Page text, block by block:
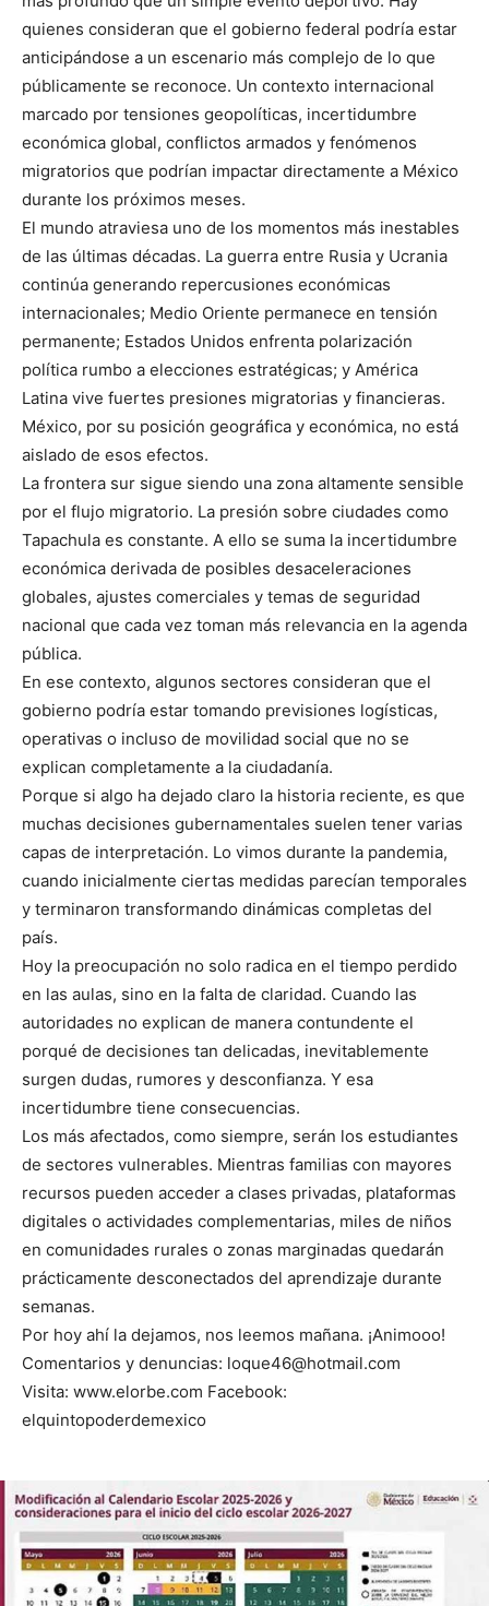
quienes consideran que el gobierno federal podría estar
anticipándose a un escenario más complejo de lo que
públicamente se reconoce. Un contexto internacional
marcado por tensiones geopolíticas, incertidumbre
económica global, conflictos armados y fenómenos
migratorios que podrían impactar directamente a México
durante los próximos meses.
El mundo atraviesa uno de los momentos más inestables
de las últimas décadas. La guerra entre Rusia y Ucrania
continúa generando repercusiones económicas
internacionales; Medio Oriente permanece en tensión
permanente; Estados Unidos enfrenta polarización
política rumbo a elecciones estratégicas; y América
Latina vive fuertes presiones migratorias y financieras.
México, por su posición geográfica y económica, no está
aislado de esos efectos.
La frontera sur sigue siendo una zona altamente sensible
por el flujo migratorio. La presión sobre ciudades como
Tapachula es constante. A ello se suma la incertidumbre
económica derivada de posibles desaceleraciones
globales, ajustes comerciales y temas de seguridad
nacional que cada vez toman más relevancia en la agenda
pública.
En ese contexto, algunos sectores consideran que el
gobierno podría estar tomando previsiones logísticas,
operativas o incluso de movilidad social que no se
explican completamente a la ciudadanía.
Porque si algo ha dejado claro la historia reciente, es que
muchas decisiones gubernamentales suelen tener varias
capas de interpretación. Lo vimos durante la pandemia,
cuando inicialmente ciertas medidas parecían temporales
y terminaron transformando dinámicas completas del
país.
Hoy la preocupación no solo radica en el tiempo perdido
en las aulas, sino en la falta de claridad. Cuando las
autoridades no explican de manera contundente el
porqué de decisiones tan delicadas, inevitablemente
surgen dudas, rumores y desconfianza. Y esa
incertidumbre tiene consecuencias.
Los más afectados, como siempre, serán los estudiantes
de sectores vulnerables. Mientras familias con mayores
recursos pueden acceder a clases privadas, plataformas
digitales o actividades complementarias, miles de niños
en comunidades rurales o zonas marginadas quedarán
prácticamente desconectados del aprendizaje durante
semanas.
Por hoy ahí la dejamos, nos leemos mañana. ¡Animooo!
Comentarios y denuncias: loque46@hotmail.com
Visita: www.elorbe.com Facebook:
elquintopoderdemexico